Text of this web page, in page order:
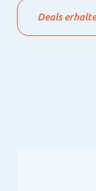
Deals